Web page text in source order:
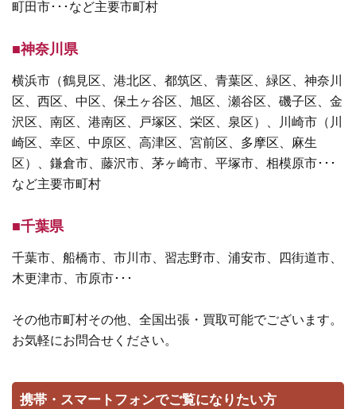
町田市･･･など主要市町村
■神奈川県
横浜市（鶴見区、港北区、都筑区、青葉区、緑区、神奈川
区、西区、中区、保土ヶ谷区、旭区、瀬谷区、磯子区、金
沢区、南区、港南区、戸塚区、栄区、泉区）、川崎市（川
崎区、幸区、中原区、高津区、宮前区、多摩区、麻生
区）、鎌倉市、藤沢市、茅ヶ崎市、平塚市、相模原市･･･
など主要市町村
■千葉県
千葉市、船橋市、市川市、習志野市、浦安市、四街道市、
木更津市、市原市･･･
その他市町村その他、全国出張・買取可能でございます。
お気軽にお問合せください。
携帯・スマートフォンでご覧になりたい方